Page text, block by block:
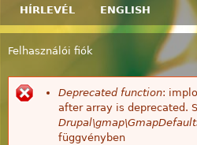
HÍRLEVÉL
ENGLISH
Jelenlegi hely
Felhasználói fiók
Hibaüzenet
Deprecated function:
after array is deprecated.
függvényben